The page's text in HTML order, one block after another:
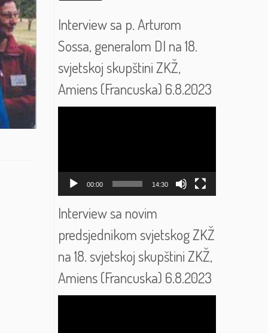
Interview sa p. Arturom
Sossa, generalom DI na 18.
svjetskoj skupštini ZKŽ,
Amiens (Francuska) 6.8.2023
00:00 14:30
Interview sa novim
predsjednikom svjetskog ZKŽ
na 18. svjetskoj skupštini ZKŽ,
Amiens (Francuska) 6.8.2023